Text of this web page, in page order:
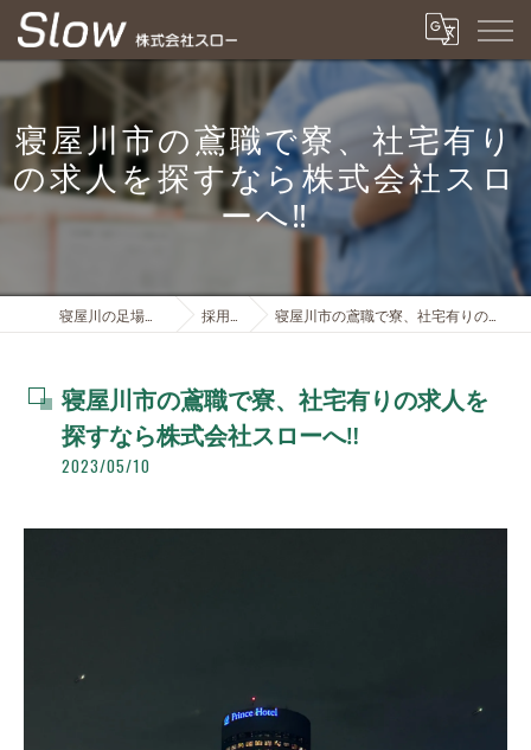
寝屋川市の鳶職で寮、社宅有り
の求人を探すなら株式会社スロ
ーへ‼️
採用ブログ 寝屋川市の鳶職で寮、社宅有りの求人を探すなら株式会社スローへ‼️
寝屋川市の鳶職で寮、社宅有りの求人を
探すなら株式会社スローへ‼️
2023/05/10